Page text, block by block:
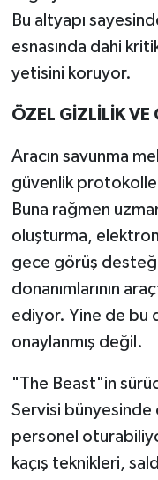
Bu altyapı
esnasında dahi
yetisini koruyor.
ÖZEL GİZLİLİK VE
Aracın savunma
güvenlik
Buna rağmen
oluşturma,
gece görüş
donanımlarının
ediyor. Yine de bu
onaylanmış değil.
"The Beast"in
Servisi
personel
kaçış teknikleri,